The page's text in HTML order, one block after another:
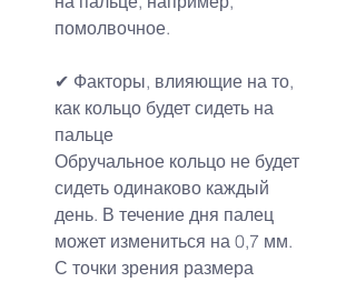
помолвочное.
✔ Факторы, влияющие на то,
как кольцо будет сидеть на
пальце
Обручальное кольцо не будет
сидеть одинаково каждый
день. В течение дня палец
может измениться на 0,7 мм.
С точки зрения размера